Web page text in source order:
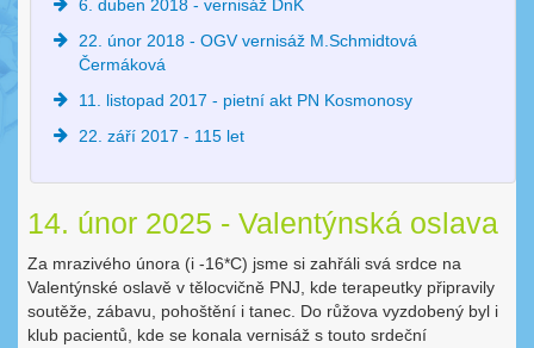
6. duben 2018 - vernisáž DnK
22. únor 2018 - OGV vernisáž M.Schmidtová
Čermáková
11. listopad 2017 - pietní akt PN Kosmonosy
22. září 2017 - 115 let
14. únor 2025 - Valentýnská oslava
Za mrazivého února (i -16*C) jsme si zahřáli svá srdce na
Valentýnské oslavě v tělocvičně PNJ, kde terapeutky připravily
soutěže, zábavu, pohoštění i tanec. Do růžova vyzdobený byl i
klub pacientů, kde se konala vernisáž s touto srdeční